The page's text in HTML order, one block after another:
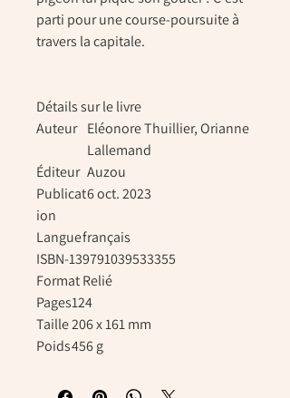
parti pour une course-poursuite à
travers la capitale.
Détails sur le livre
Auteur Eléonore Thuillier, Orianne
Lallemand
Éditeur Auzou
Publicat
ion
6 oct. 2023
Languefrançais
ISBN-139791039533355
FormatRelié
Pages124
Taille206 x 161 mm
Poids456 g